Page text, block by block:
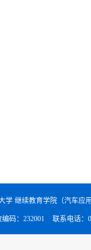
学 继续教育学院（汽车应
码：232001 联系电话：